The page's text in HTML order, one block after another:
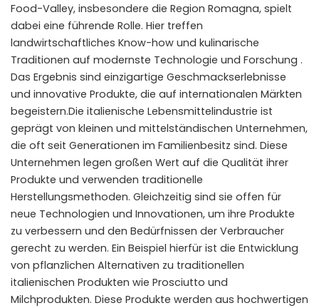
Food-Valley, insbesondere die Region Romagna, spielt
dabei eine führende Rolle. Hier treffen
landwirtschaftliches Know-how und kulinarische
Traditionen auf modernste Technologie und Forschung .
Das Ergebnis sind einzigartige Geschmackserlebnisse
und innovative Produkte, die auf internationalen Märkten
begeistern.Die italienische Lebensmittelindustrie ist
geprägt von kleinen und mittelständischen Unternehmen,
die oft seit Generationen im Familienbesitz sind. Diese
Unternehmen legen großen Wert auf die Qualität ihrer
Produkte und verwenden traditionelle
Herstellungsmethoden. Gleichzeitig sind sie offen für
neue Technologien und Innovationen, um ihre Produkte
zu verbessern und den Bedürfnissen der Verbraucher
gerecht zu werden. Ein Beispiel hierfür ist die Entwicklung
von pflanzlichen Alternativen zu traditionellen
italienischen Produkten wie Prosciutto und
Milchprodukten. Diese Produkte werden aus hochwertigen